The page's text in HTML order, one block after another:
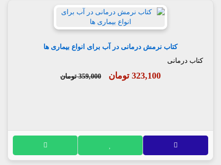
کتاب نرمش درمانی در آب برای انواع بیماری ها
کتاب درمانی
323,100 تومان 359,000 تومان